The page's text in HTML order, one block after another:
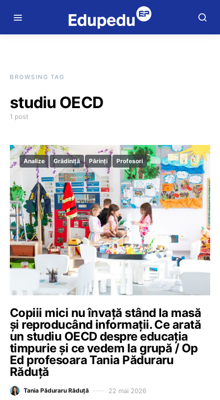
BROWSING TAG
studiu OECD
1 post
Analize Grădiniță Părinți Profesori
Copiii mici nu învață stând la masă
și reproducând informații. Ce arată
un studiu OECD despre educația
timpurie și ce vedem la grupă / Op
Ed profesoara Tania Păduraru
Răduță
Tania Păduraru Răduță 22 mai 2026